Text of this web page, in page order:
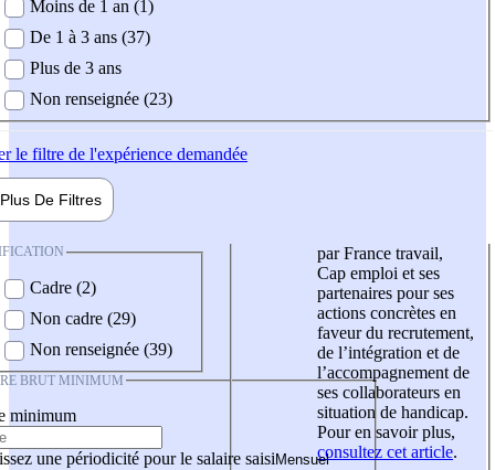
demandée
Moins de 1 an (1)
De 1 à 3 ans (37)
Plus de 3 ans
Non renseignée (23)
le filtre de l'expérience demandée
Plus De Filtres
Cadre (2)
Non cadre (29)
Non renseignée (39)
BRUT MINIMUM
minimum
une périodicité pour le salaire saisi
par France travail,
Cap emploi et ses
partenaires pour ses
actions concrètes en
faveur du recrutement,
de l’intégration et de
l’accompagnement de
ses collaborateurs en
situation de handicap.
Pour en savoir plus,
consultez cet article.